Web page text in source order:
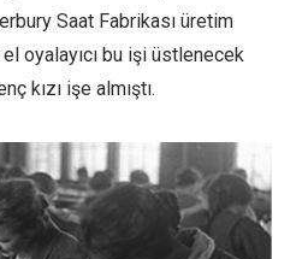
Saat Fabrikası üretim
oyalayıcı bu işi üstlenecek
kızı işe almıştı.